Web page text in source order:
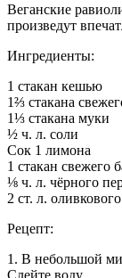
Веганские
произведут
Ингредиенты:
1 стакан кешью
1⅔ стакана
1⅓ стакана муки
½ ч. л. соли
Сок 1 лимона
1 стакан свежего
⅛ ч. л. чёрного
2 ст. л.
Рецепт:
1. В небольшой
Слейте воду.